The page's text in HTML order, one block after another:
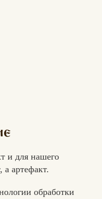
и для нашего
а артефакт.
обработки